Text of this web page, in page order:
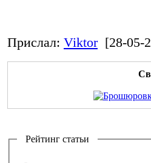
Прислал: Viktor [28-05-
Рейтинг статьи